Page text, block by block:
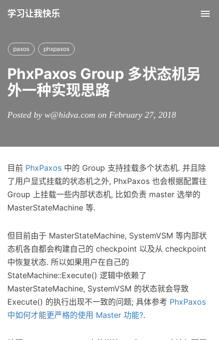
学习让我快乐
paxos phxpaxos
PhxPaxos Group 多状态机另
外一种实现思路
Posted by w@hidva.com on February 27, 2018
目前 PhxPaxos 中的 Group 支持挂载多个状态机. 并且除
了用户显式挂载的状态机之外, PhxPaxos 也会根据配置往
Group 上挂载一些内部状态机, 比如负责 master 选举的
MasterStateMachine 等.
但目前由于 MasterStateMachine, SystemVSM 等内部状
态机各自都会构建自己的 checkpoint 以及从 checkpoint
中恢复状态. 所以如果用户在自己的
StateMachine::Execute() 逻辑中依赖了
MasterStateMachine, SystemVSM 的状态就会导致
Execute() 的执行出现不一致的问题; 具体参考 PhxPaxos
中如何才能更严格的使用 Master 功能?.